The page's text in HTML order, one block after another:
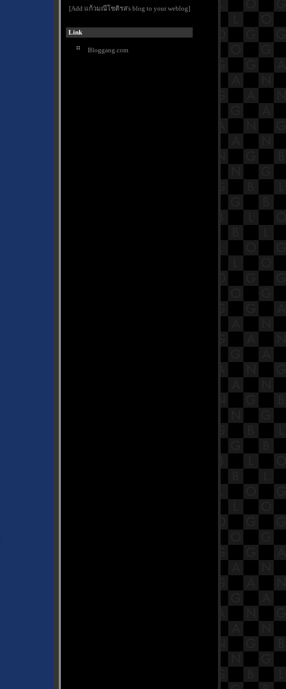
23.4 พระสูตรหลักถัดไป คืออังคุลิมาล
23.3 พระสูตรหลักถัดไป คืออังคุลิมาล
สูตร [พระสูตรที่ 36]
23.2 พระสูตรหลักถัดไป คืออังคุลิมาล
[Add แก้วมณีโชติรส's blog to your weblog]
Link
Bloggang.com